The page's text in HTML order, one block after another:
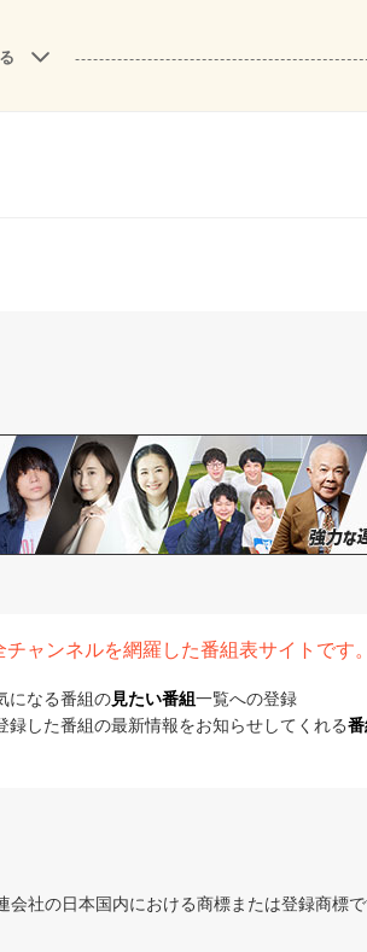
ャンネルを網羅した番組表サイトです。
になる番組の見たい番組 一覧への登録
録した番組の最新情報をお知らせしてくれる
社の日本国内における商標または登録商標で